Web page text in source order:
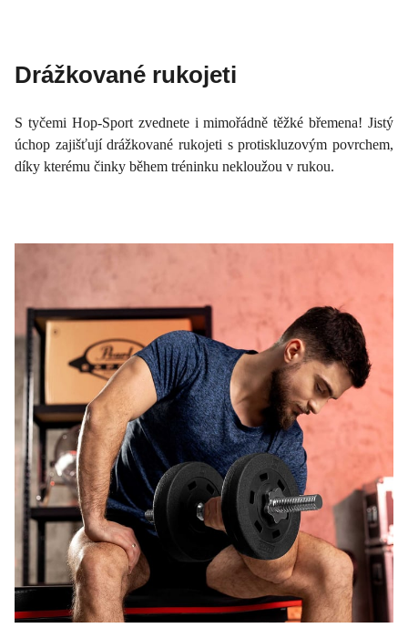
Drážkované rukojeti
S tyčemi Hop-Sport zvednete i mimořádně těžké břemena! Jistý
úchop zajišťují drážkované rukojeti s protiskluzovým povrchem,
díky kterému činky během tréninku nekloužou v rukou.